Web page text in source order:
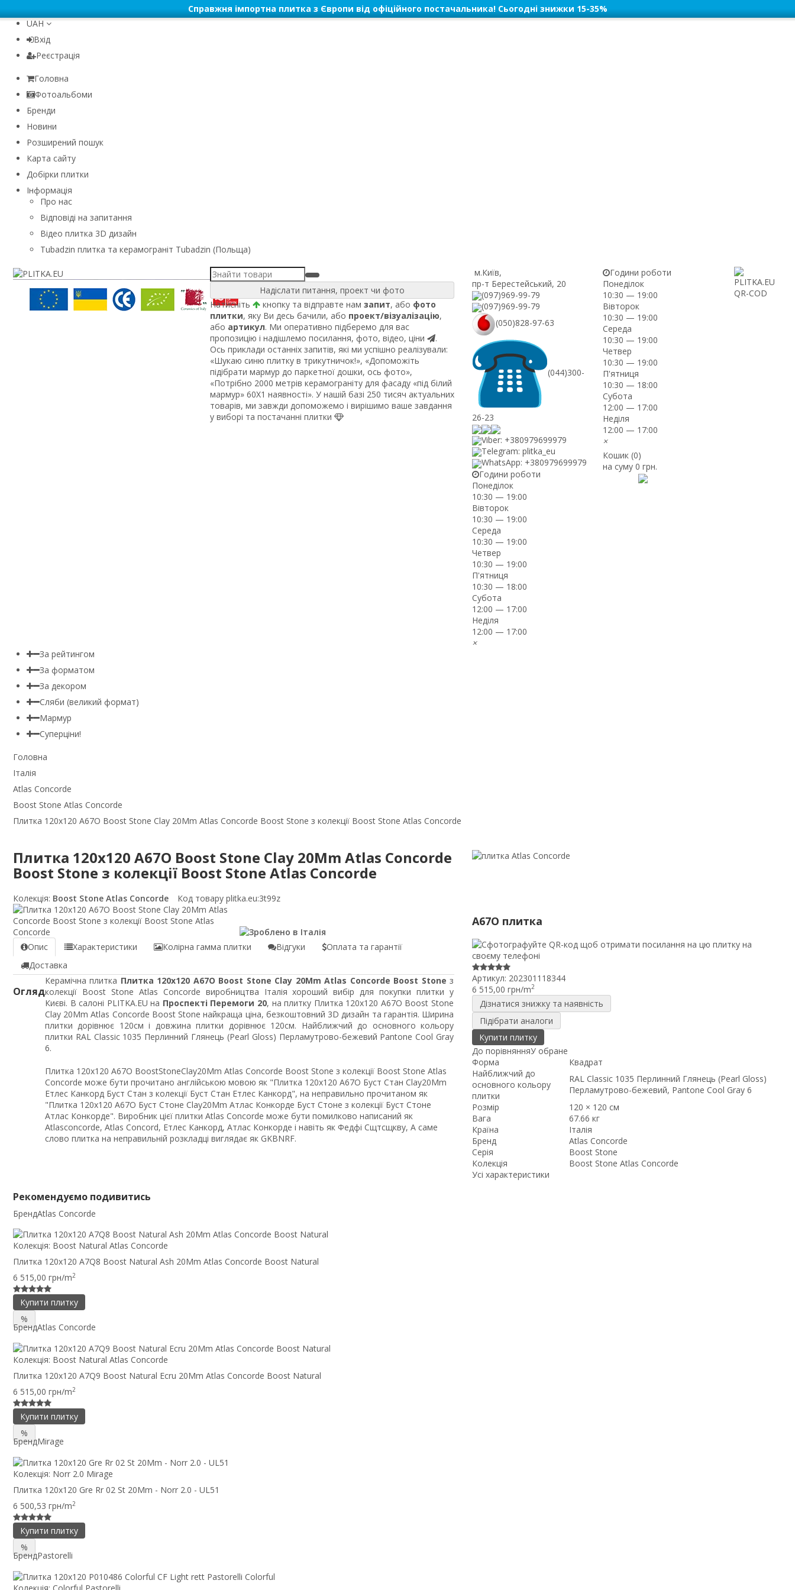
Справжня імпортна плитка з Європи від офіційного постачальника! Сьогодні знижки 15-35%
UAH
Вхід
Реєстрація
Головна
Фотоальбоми
Бренди
Новини
Розширений пошук
Карта сайту
Добірки плитки
Інформація
Про нас
Відповіді на запитання
Відео плитка 3D дизайн
Tubadzin плитка та керамограніт Tubadzin (Польща)
Надіслати питання, проект чи фото
Натисніть
кнопку та відправте нам запит, або фото
плитки, яку Ви десь бачили, або проект/візуалізацію,
або артикул. Ми оперативно підберемо для вас
пропозицію і надішлемо посилання, фото, відео, ціни
.
Ось приклади останніх запитів, які ми успішно реалізували:
«Шукаю синю плитку в трикутничок!», «Допоможіть
підібрати мармур до паркетної дошки, ось фото»,
«Потрібно 2000 метрів керамограніту для фасаду «під білий
мармур» 60Х1 наявності». У нашій базі 250 тисяч актуальних
товарів, ми завжди допоможемо і вирішимо ваше завдання
у виборі та постачанні плитки
м.Київ,
пр-т Берестейський, 20
(097)969-99-79
(097)969-99-79
(050)828-97-63
(044)300-
26-23
Viber: +380979699979
Telegram: plitka_eu
WhatsApp: +380979699979
Години роботи
Понеділок
10:30 — 19:00
Вівторок
10:30 — 19:00
Середа
10:30 — 19:00
Четвер
10:30 — 19:00
П'ятниця
10:30 — 18:00
Субота
12:00 — 17:00
Неділя
12:00 — 17:00
×
Години роботи
Понеділок
10:30 — 19:00
Вівторок
10:30 — 19:00
Середа
10:30 — 19:00
Четвер
10:30 — 19:00
П'ятниця
10:30 — 18:00
Субота
12:00 — 17:00
Неділя
12:00 — 17:00
×
Кошик (0)
на суму0 грн.
За рейтингом
За форматом
За декором
Сляби (великий формат)
Мармур
Суперціни!
Головна
Італія
Atlas Concorde
Boost Stone Atlas Concorde
Плитка 120x120 A67O Boost Stone Clay 20Mm Atlas Concorde Boost Stone з колекції Boost Stone Atlas Concorde
Плитка 120x120 A67O Boost Stone Clay 20Mm Atlas Concorde
Boost Stone з колекції Boost Stone Atlas Concorde
Колекція: Boost Stone Atlas Concorde Код товару plitka.eu:3t99z
Опис Характеристики Колірна гамма плитки Відгуки
Оплата та гарантії
Доставка
Огляд
Керамічна плитка Плитка 120x120 A67O Boost Stone Clay 20Mm Atlas Concorde Boost Stone з
колекції Boost Stone Atlas Concorde виробництва Італія хороший вибір для покупки плитки у
Києві. В салоні PLITKA.EU на Проспекті Перемоги 20, на плитку Плитка 120x120 A67O Boost Stone
Clay 20Mm Atlas Concorde Boost Stone найкраща ціна, безкоштовний 3D дизайн та гарантія. Ширина
плитки дорівнює 120см і довжина плитки дорівнює 120см. Найближчий до основного кольору
плитки RAL Classic 1035 Перлинний Глянець (Pearl Gloss) Перламутрово-бежевий Pantone Cool Gray
6.
Плитка 120x120 A67O BoostStoneClay20Mm Atlas Concorde Boost Stone з колекції Boost Stone Atlas
Concorde може бути прочитано англійською мовою як "Плитка 120x120 A67O Буст Стан Clay20Mm
Етлес Канкорд Буст Стан з колекції Буст Стан Етлес Канкорд", на неправильно прочитаном як
"Плитка 120x120 A67O Буст Стоне Clay20Mm Атлас Конкорде Буст Стоне з колекції Буст Стоне
Атлас Конкорде". Виробник цієї плитки Atlas Concorde може бути помилково написаний як
Atlasconcorde, Atlas Concord, Етлес Канкорд, Атлас Конкорде і навіть як Федфі Сщтсщкву, А саме
слово плитка на неправильній розкладці виглядає як GKBNRF.
A67O плитка
Артикул: 202301118344
6 515,00 грн/m2
Дізнатися знижку та наявність
Підібрати аналоги
Купити плитку
До порівнянняУ обране
Форма
Квадрат
Найближчий до
основного кольору
плитки
RAL Classic 1035 Перлинний Глянець (Pearl Gloss)
Перламутрово-бежевий, Pantone Cool Gray 6
Розмір
120 × 120 см
Вага
67.66 кг
Країна
Італія
Бренд
Atlas Concorde
Серія
Boost Stone
Колекція
Boost Stone Atlas Concorde
Усі характеристики
Рекомендуємо подивитись
БрендAtlas Concorde
Колекція: Boost Natural Atlas Concorde
Плитка 120x120 A7Q8 Boost Natural Ash 20Mm Atlas Concorde Boost Natural
6 515,00 грн/m2
Купити плитку
%
БрендAtlas Concorde
Колекція: Boost Natural Atlas Concorde
Плитка 120x120 A7Q9 Boost Natural Ecru 20Mm Atlas Concorde Boost Natural
6 515,00 грн/m2
Купити плитку
%
БрендMirage
Колекція: Norr 2.0 Mirage
Плитка 120x120 Gre Rr 02 St 20Mm - Norr 2.0 - UL51
6 500,53 грн/m2
Купити плитку
%
БрендPastorelli
Колекція: Colorful Pastorelli